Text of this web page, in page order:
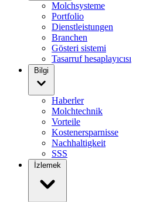
Molchsysteme
Portfolio
Dienstleistungen
Branchen
Gösteri sistemi
Tasarruf hesaplayıcısı
Bilgi
Haberler
Molchtechnik
Vorteile
Kostenersparnisse
Nachhaltigkeit
SSS
İzlemek